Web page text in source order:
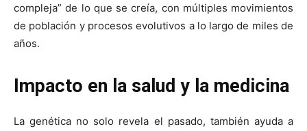
compleja” de lo que se creía, con múltiples movimientos
de población y procesos evolutivos a lo largo de miles de
años.
Impacto en la salud y la medicina
La genética no solo revela el pasado, también ayuda a